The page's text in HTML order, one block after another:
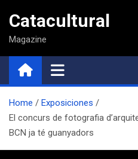
contenido
Catacultural
Magazine
Home
Exposiciones
El concurs de fotografia
BCN ja té guanyadors